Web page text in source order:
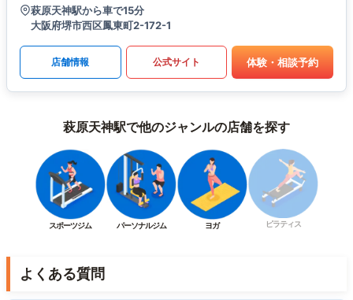
萩原天神駅から車で15分
大阪府堺市西区鳳東町2-172-1
店舗情報 公式サイト 体験・相談予約
萩原天神駅で他のジャンルの店舗を探す
スポーツジム パーソナルジム ヨガ ピラティス
よくある質問